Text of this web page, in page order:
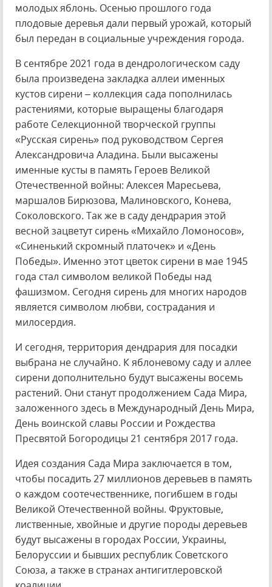
молодых яблонь. Осенью прошлого года
плодовые деревья дали первый урожай, который
был передан в социальные учреждения города.
В сентябре 2021 года в дендрологическом саду
была произведена закладка аллеи именных
кустов сирени – коллекция сада пополнилась
растениями, которые выращены благодаря
работе Селекционной творческой группы
«Русская сирень» под руководством Сергея
Александровича Аладина. Были высажены
именные кусты в память Героев Великой
Отечественной войны: Алексея Маресьева,
маршалов Бирюзова, Малиновского, Конева,
Соколовского. Так же в саду дендрария этой
весной зацветут сирень «Михайло Ломоносов»,
«Синенький скромный платочек» и «День
Победы». Именно этот цветок сирени в мае 1945
года стал символом великой Победы над
фашизмом. Сегодня сирень для многих народов
является символом любви, сострадания и
милосердия.
И сегодня, территория дендрария для посадки
выбрана не случайно. К яблоневому саду и аллее
сирени дополнительно будут высажены восемь
растений. Они станут продолжением Сада Мира,
заложенного здесь в Международный День Мира,
День воинской славы России и Рождества
Пресвятой Богородицы 21 сентября 2017 года.
Идея создания Сада Мира заключается в том,
чтобы посадить 27 миллионов деревьев в память
о каждом соотечественнике, погибшем в годы
Великой Отечественной войны. Фруктовые,
лиственные, хвойные и другие породы деревьев
будут высажены в городах России, Украины,
Белоруссии и бывших республик Советского
Союза, а также в странах антигитлеровской